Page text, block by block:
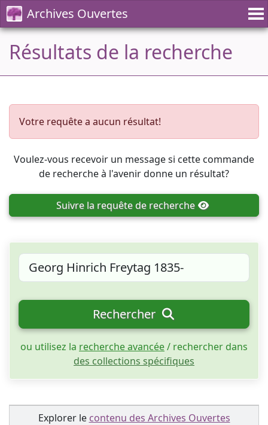
Archives Ouvertes
Résultats de la recherche
Votre requête a aucun résultat!
Voulez-vous recevoir un message si cette commande
de recherche à l'avenir donne un résultat?
Suivre la requête de recherche
Rechercher
ou utilisez la recherche avancée/ rechercher dans
des collections spécifiques
Explorer le contenu des Archives Ouvertes